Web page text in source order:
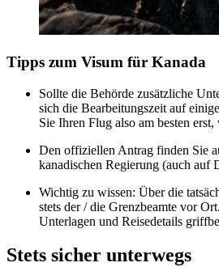
Tipps zum Visum für Kanada
Sollte die Behörde zusätzliche
sich die Bearbeitungszeit auf
Sie Ihren Flug also am besten
Den offiziellen Antrag finden Sie
kanadischen Regierung (auch auf
Wichtig zu wissen: Über die
stets der / die Grenzbeamte vor
Unterlagen und Reisedetails
Stets sicher unterwegs